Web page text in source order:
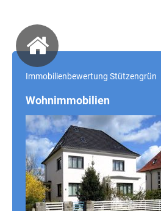
Immobilienbewertung Stützengrün
Wohnimmobilien